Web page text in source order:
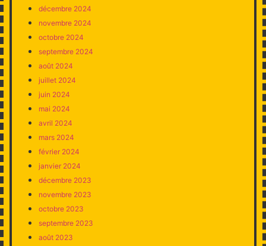
décembre 2024
novembre 2024
octobre 2024
septembre 2024
août 2024
juillet 2024
juin 2024
mai 2024
avril 2024
mars 2024
février 2024
janvier 2024
décembre 2023
novembre 2023
octobre 2023
septembre 2023
août 2023